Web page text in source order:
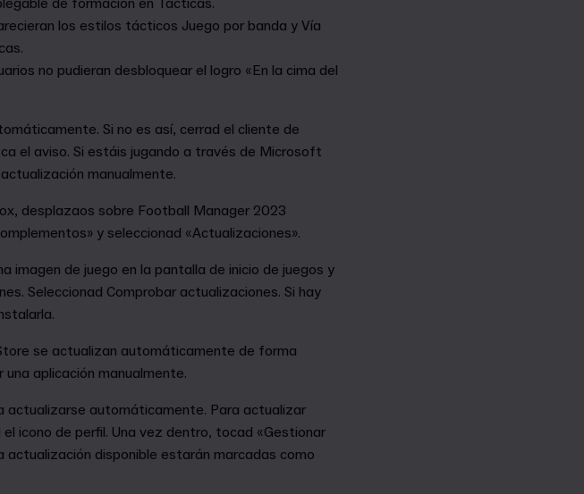
de formación en Tácticas.
los estilos tácticos Juego por banda y Vía
no pudieran desbloquear el logro «En la cima del
Si no es así, cerrad el cliente de
el aviso. Si estáis jugando a través de Microsoft
manualmente.
desplazaos sobre Football Manager 2023
y seleccionad «Actualizaciones».
imagen de juego en la pantalla de inicio de juegos y
Seleccionad Comprobar actualizaciones. Si hay
se actualizan automáticamente de forma
aplicación manualmente.
actualizarse automáticamente. Para actualizar
icono de perfil. Una vez dentro, tocad «Gestionar
actualización disponible estarán marcadas como